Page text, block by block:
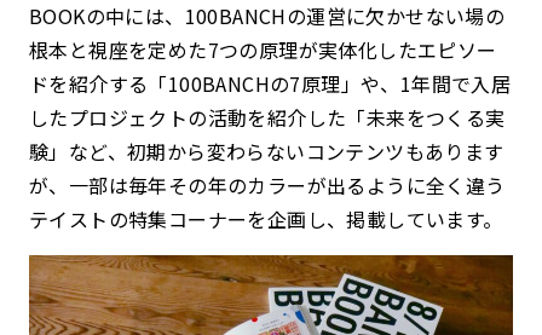
BOOKの中には、100BANCHの運営に欠かせない場の
根本と視座を定めた7つの原理が実体化したエピソー
ドを紹介する「100BANCHの7原理」や、1年間で入居
したプロジェクトの活動を紹介した「未来をつくる実
験」など、初期から変わらないコンテンツもあります
が、一部は毎年その年のカラーが出るように全く違う
テイストの特集コーナーを企画し、掲載しています。